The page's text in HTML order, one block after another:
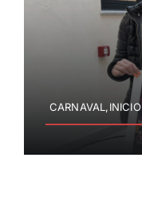
CARNAVAL,INICIO